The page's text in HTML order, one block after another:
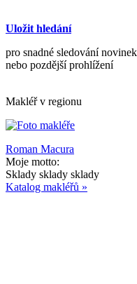
Uložit hledání
pro snadné sledování novinek
nebo pozdější prohlížení
Makléř v regionu
Roman Macura
Moje motto:
Sklady sklady sklady
Katalog makléřů »